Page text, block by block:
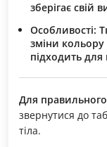
зберігає свій
Особливості:
зміни кольору
підходить
Для
звернутися до
тіла.